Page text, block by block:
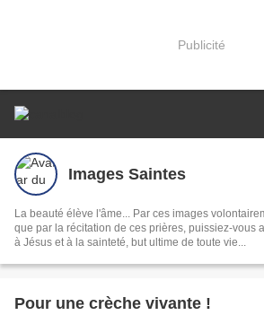
Publicité
Images Saintes
La beauté élève l'âme... Par ces images
que par la récitation de ces prières, puissiez-vous
à Jésus et à la sainteté, but ultime de toute vie...
Pour une crèche vivante !